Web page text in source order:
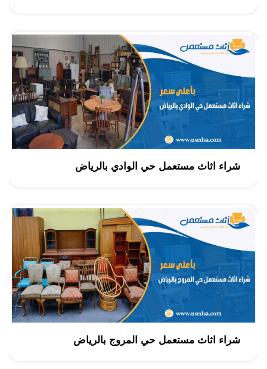
شراء اثاث مستعمل حي الوادي بالرياض
شراء اثاث مستعمل حي المروج بالرياض